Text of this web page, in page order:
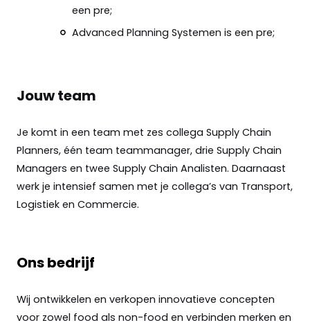
een pre;
Advanced Planning Systemen is een pre;
Jouw team
Je komt in een team met zes collega Supply Chain
Planners, één team teammanager, drie Supply Chain
Managers en twee Supply Chain Analisten. Daarnaast
werk je intensief samen met je collega’s van Transport,
Logistiek en Commercie.
Ons bedrijf
Wij ontwikkelen en verkopen innovatieve concepten
voor zowel food als non-food en verbinden merken en